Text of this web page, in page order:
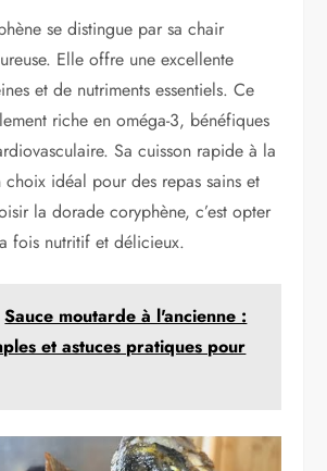
se distingue par sa chair
Elle offre une excellente
et de nutriments essentiels. Ce
riche en oméga-3, bénéfiques
Sa cuisson rapide à la
idéal pour des repas sains et
la dorade coryphène, c’est opter
fois nutritif et délicieux.
Sauce moutarde à l'ancienne :
et astuces pratiques pour